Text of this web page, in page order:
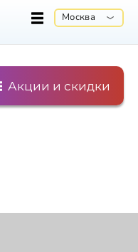
Москва
Акции и скидки